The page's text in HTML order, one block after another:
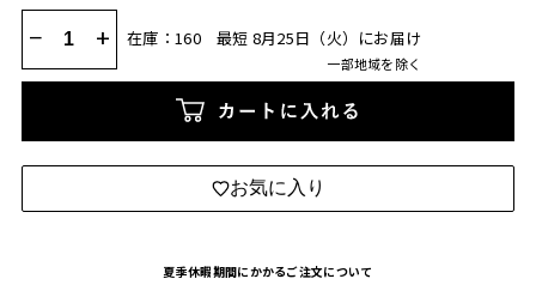
− + 在庫：160 最短 8月25日（火）にお届け
一部地域を除く
カートに入れる
お気に入り
夏季休暇期間にかかるご注文について